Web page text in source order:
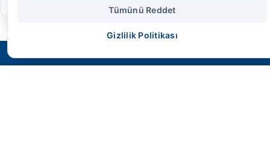
Tümünü Reddet
Gizlilik Politikası